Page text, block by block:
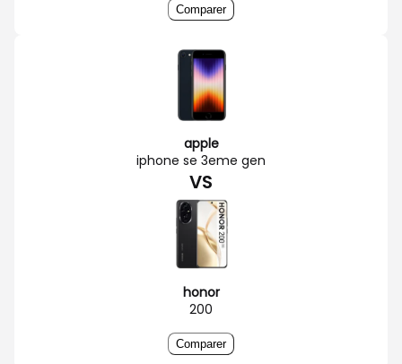
Comparer
apple
iphone se 3eme gen
VS
honor
200
Comparer